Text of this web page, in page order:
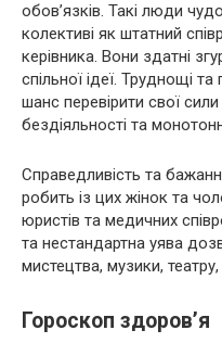
обов’язків. Такі люди
колективі як штатний
керівника. Вони здатні
спільної ідеї. Труднощі
шанс перевірити свої
бездіяльності та
Справедливість та
робить із цих жінок та
юристів та медичних
та нестандартна уява
мистецтва, музики,
Гороскоп здоров’я